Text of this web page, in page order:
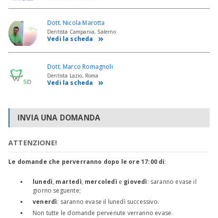
Dott. Nicola Marotta
Dentista Campania, Salerno
Vedi la scheda
Dott. Marco Romagnoli
Dentista Lazio, Roma
Vedi la scheda
INVIA UNA DOMANDA
ATTENZIONE!
Le domande che perverranno dopo le ore 17:00 di:
lunedì, martedì, mercoledì e giovedì: saranno evase il
giorno seguente;
venerdì: saranno evase il lunedì successivo.
Non tutte le domande pervenute verranno evase.